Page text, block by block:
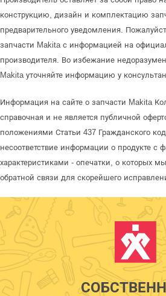
конструкцию, дизайн и комплектацию
предварительного уведомления.
запчасти Makita с информацией на
производителя. Во избежание
Makita уточняйте информацию у
Информация на сайте о запчасти Makita
справочная и не является публичной
положениями Статьи 437 Гражданского
несоответствие информации о продукте с
характеристиками - опечатки, о которых
обратной связи для скорейшего